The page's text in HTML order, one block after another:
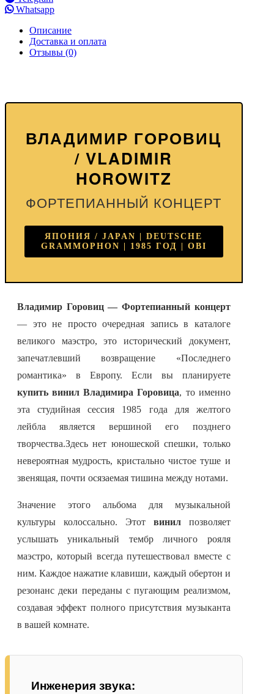
Whatsapp
Описание
Доставка и оплата
Отзывы (0)
ВЛАДИМИР ГОРОВИЦ
/ VLADIMIR
HOROWITZ
ФОРТЕПИАННЫЙ КОНЦЕРТ
ЯПОНИЯ / JAPAN | DEUTSCHE
GRAMMOPHON | 1985 ГОД | OBI
Владимир Горовиц — Фортепианный концерт
— это не просто очередная запись в каталоге
великого маэстро, это исторический документ,
запечатлевший возвращение «Последнего
романтика» в Европу. Если вы планируете
купить винил Владимира Горовица, то именно
эта студийная сессия 1985 года для желтого
лейбла является вершиной его позднего
творчества.Здесь нет юношеской спешки, только
невероятная мудрость, кристально чистое туше и
звенящая, почти осязаемая тишина между нотами.
Значение этого альбома для музыкальной
культуры колоссально. Этот винилпозволяет
услышать уникальный тембр личного рояля
маэстро, который всегда путешествовал вместе с
ним. Каждое нажатие клавиши, каждый обертон и
резонанс деки переданы с пугающим реализмом,
создавая эффект полного присутствия музыканта
в вашей комнате.
Инженерия звука: